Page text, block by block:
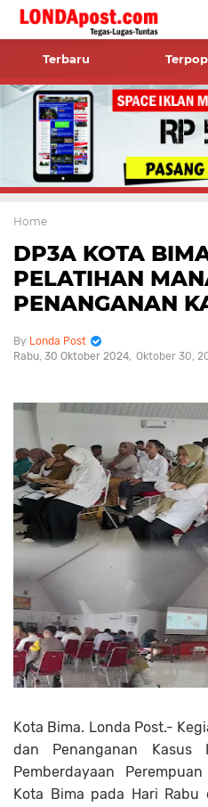
Terbaru
Home
DP3A KOTA
PELATIHAN
PENANGANAN
Londa Post
Rabu, 30 Oktober 2024 Oktober 30,
Kota Bima. Londa Post.-
dan Penanganan Kasus
Pemberdayaan
Kota Bima pada Hari Rabu